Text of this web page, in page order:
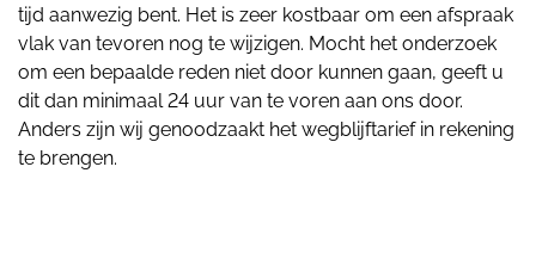
tijd aanwezig bent. Het is zeer kostbaar om een afspraak
vlak van tevoren nog te wijzigen. Mocht het onderzoek
om een bepaalde reden niet door kunnen gaan, geeft u
dit dan minimaal 24 uur van te voren aan ons door.
Anders zijn wij genoodzaakt het wegblijftarief in rekening
te brengen.